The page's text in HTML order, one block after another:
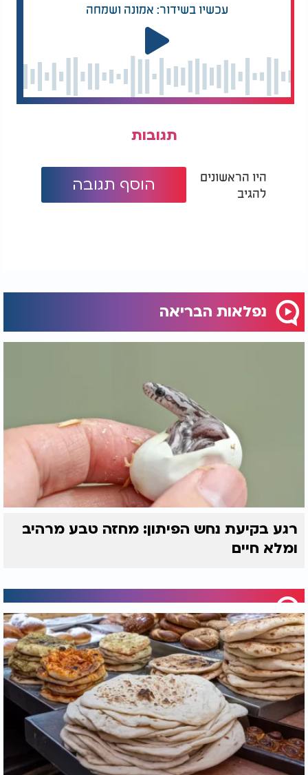
עכשיו בשידור: אמונה ושמחה
תגובות
היו הראשונים
להגיב
הוסף תגובה
נפלאות הבריאה
רגע בקיעת נחש הפיתון: מחזה טבע מרהיב
ומלא חיים